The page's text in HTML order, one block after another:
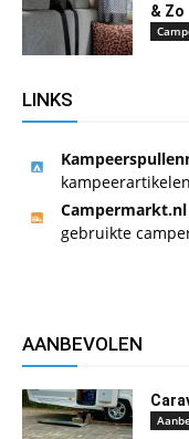
& Zo
LINKS
Campermarkt.nl
gebruikte
AANBEVOLEN